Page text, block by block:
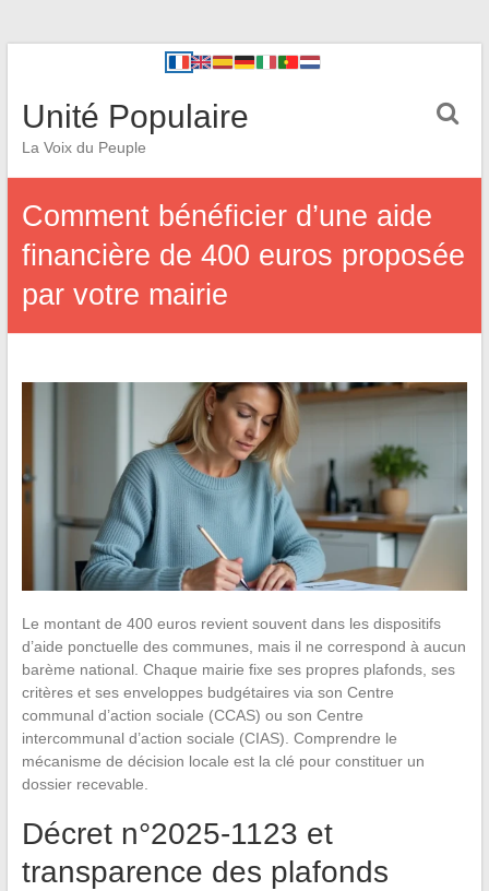
Unité Populaire
La Voix du Peuple
Comment bénéficier d’une aide
financière de 400 euros proposée
par votre mairie
Le montant de 400 euros revient souvent dans les dispositifs
d’aide ponctuelle des communes, mais il ne correspond à aucun
barème national. Chaque mairie fixe ses propres plafonds, ses
critères et ses enveloppes budgétaires via son Centre
communal d’action sociale (CCAS) ou son Centre
intercommunal d’action sociale (CIAS). Comprendre le
mécanisme de décision locale est la clé pour constituer un
dossier recevable.
Décret n°2025-1123 et
transparence des plafonds